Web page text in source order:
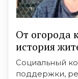
От огорода
история
Социальный
поддержки,